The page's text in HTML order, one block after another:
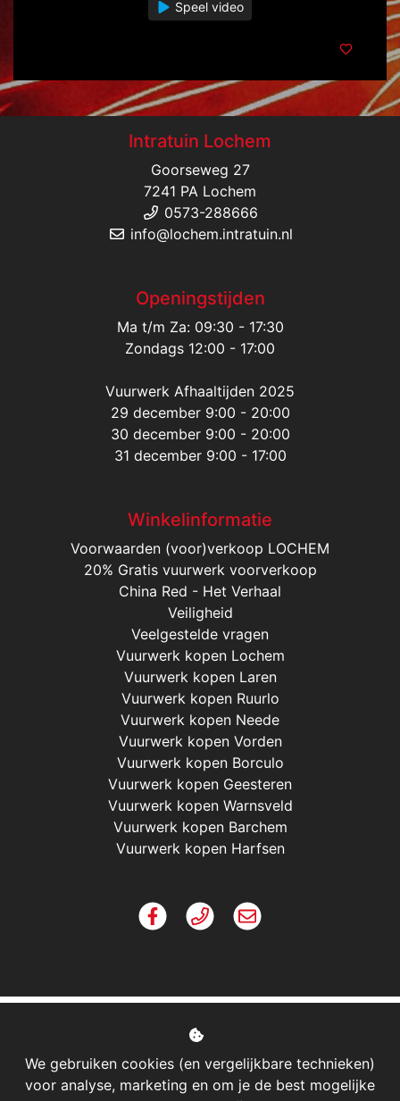
Speel video
We gebruiken cookies (en vergelijkbare technieken)
voor analyse, marketing en om je de best mogelijke
Intratuin Lochem
Goorseweg 27
7241 PA Lochem
0573-288666
info@lochem.intratuin.nl
Openingstijden
Ma t/m Za: 09:30 - 17:30
Zondags 12:00 - 17:00
Vuurwerk Afhaaltijden 2025
29 december 9:00 - 20:00
30 december 9:00 - 20:00
31 december 9:00 - 17:00
Winkelinformatie
Voorwaarden (voor)verkoop LOCHEM
20% Gratis vuurwerk voorverkoop
China Red - Het Verhaal
Veiligheid
Veelgestelde vragen
Vuurwerk kopen Lochem
Vuurwerk kopen Laren
Vuurwerk kopen Ruurlo
Vuurwerk kopen Neede
Vuurwerk kopen Vorden
Vuurwerk kopen Borculo
Vuurwerk kopen Geesteren
Vuurwerk kopen Warnsveld
Vuurwerk kopen Barchem
Vuurwerk kopen Harfsen